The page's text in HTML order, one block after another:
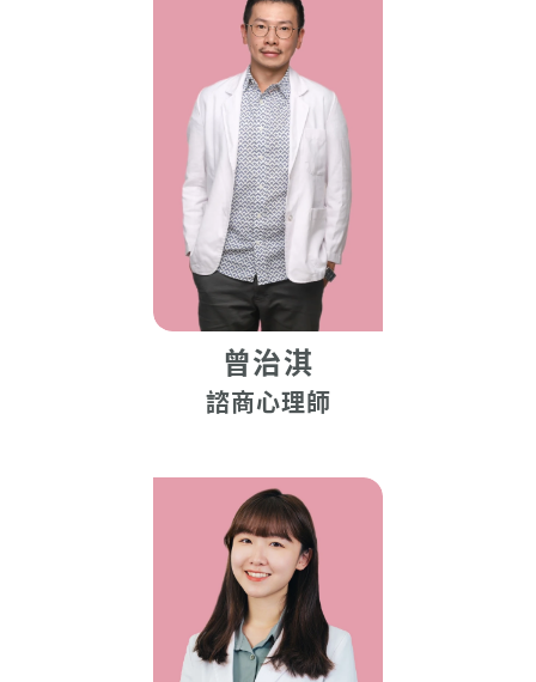
曾治淇
諮商心理師